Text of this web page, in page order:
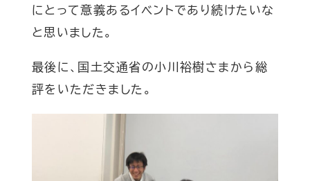
にとって意義あるイベントであり続けたいな
と思いました。
最後に、国土交通省の小川裕樹さまから総
評をいただきました。